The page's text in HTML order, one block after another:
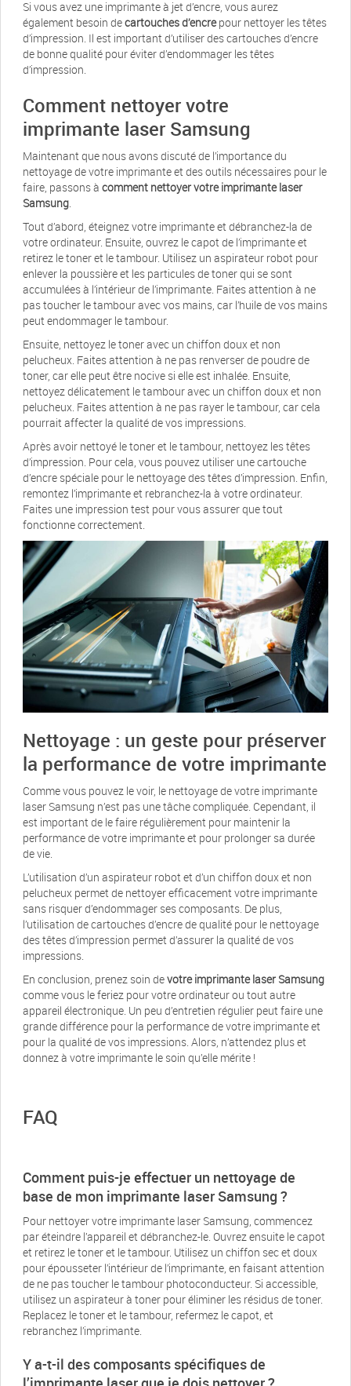
Si vous avez une imprimante à jet d’encre, vous aurez
également besoin decartouches d’encrepour nettoyer les têtes
d’impression. Il est important d’utiliser des cartouches d’encre
de bonne qualité pour éviter d’endommager les têtes
d’impression.
Comment nettoyer votre
imprimante laser Samsung
Maintenant que nous avons discuté de l’importance du
nettoyage de votre imprimante et des outils nécessaires pour le
faire, passons à comment nettoyer votre imprimante laser
Samsung
Tout d’abord, éteignez votre imprimante et débranchez-la de
votre ordinateur. Ensuite, ouvrez le capot de l’imprimante et
retirez le toner et le tambour. Utilisez un aspirateur robot pour
enlever la poussière et les particules de toner qui se sont
accumulées à l’intérieur de l’imprimante. Faites attention à ne
pas toucher le tambour avec vos mains, car l’huile de vos mains
peut endommager le tambour.
Ensuite, nettoyez le toner avec un chiffon doux et non
pelucheux. Faites attention à ne pas renverser de poudre de
toner, car elle peut être nocive si elle est inhalée. Ensuite,
nettoyez délicatement le tambour avec un chiffon doux et non
pelucheux. Faites attention à ne pas rayer le tambour, car cela
pourrait affecter la qualité de vos impressions.
Après avoir nettoyé le toner et le tambour, nettoyez les têtes
d’impression. Pour cela, vous pouvez utiliser une cartouche
d’encre spéciale pour le nettoyage des têtes d’impression. Enfin,
remontez l’imprimante et rebranchez-la à votre ordinateur.
Faites une impression test pour vous assurer que tout
fonctionne correctement.
Nettoyage : un geste pour préserver
la performance de votre imprimante
Comme vous pouvez le voir, le nettoyage de votre imprimante
laser Samsung n’est pas une tâche compliquée. Cependant, il
est important de le faire régulièrement pour maintenir la
performance de votre imprimante et pour prolonger sa durée
de vie.
L’utilisation d’un aspirateur robot et d’un chiffon doux et non
pelucheux permet de nettoyer efficacement votre imprimante
sans risquer d’endommager ses composants. De plus,
l’utilisation de cartouches d’encre de qualité pour le nettoyage
des têtes d’impression permet d’assurer la qualité de vos
impressions.
En conclusion, prenez soin devotre imprimante laser Samsung
comme vous le feriez pour votre ordinateur ou tout autre
appareil électronique. Un peu d’entretien régulier peut faire une
grande différence pour la performance de votre imprimante et
pour la qualité de vos impressions. Alors, n’attendez plus et
donnez à votre imprimante le soin qu’elle mérite !
FAQ
Comment puis-je effectuer un nettoyage de
base de mon imprimante laser Samsung ?
Pour nettoyer votre imprimante laser Samsung, commencez
par éteindre l’appareil et débranchez-le. Ouvrez ensuite le capot
et retirez le toner et le tambour. Utilisez un chiffon sec et doux
pour épousseter l’intérieur de l’imprimante, en faisant attention
de ne pas toucher le tambour photoconducteur. Si accessible,
utilisez un aspirateur à toner pour éliminer les résidus de toner.
Replacez le toner et le tambour, refermez le capot, et
rebranchez l’imprimante.
Y a-t-il des composants spécifiques de